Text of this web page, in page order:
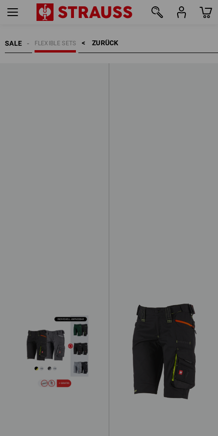
SALE ZURÜCK    >
FLEXIBLE SETS